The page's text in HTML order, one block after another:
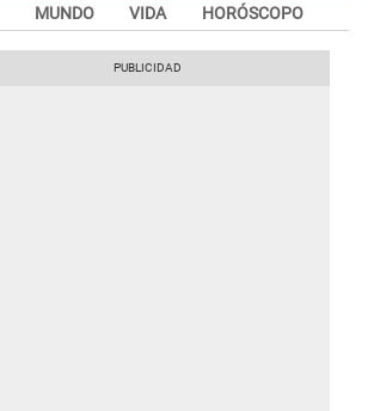
MUNDO VIDA HORÓSCOPO